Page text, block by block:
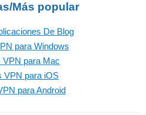
Más popular
De Blog
para Windows
VPN para Mac
VPN para iOS
para Android